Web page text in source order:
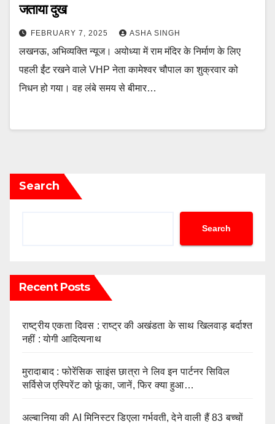
जताया दुख
FEBRUARY 7, 2025 ASHA SINGH
लखनऊ, अभिव्यक्ति न्यूज। अयोध्या में राम मंदिर के निर्माण के लिए
पहली ईंट रखने वाले VHP नेता कामेश्वर चौपाल का शुक्रवार को
निधन हो गया। वह लंबे समय से बीमार…
Search
Search
Recent Posts
राष्ट्रीय एकता दिवस : राष्ट्र की अखंडता के साथ खिलवाड़ बर्दाश्त
नहीं : योगी आदित्यनाथ
मुरादाबाद : फोरेंसिक साइंस छात्रा ने लिव इन पार्टनर सिविल
सर्विसेज एस्पिरेंट को फूंका, जानें, फिर क्या हुआ…
अल्बानिया की AI मिनिस्‍टर डिएला गर्भवती, देने वाली हैं 83 बच्चों